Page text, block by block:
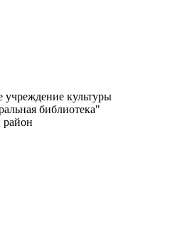
культуры
библиотека"
район